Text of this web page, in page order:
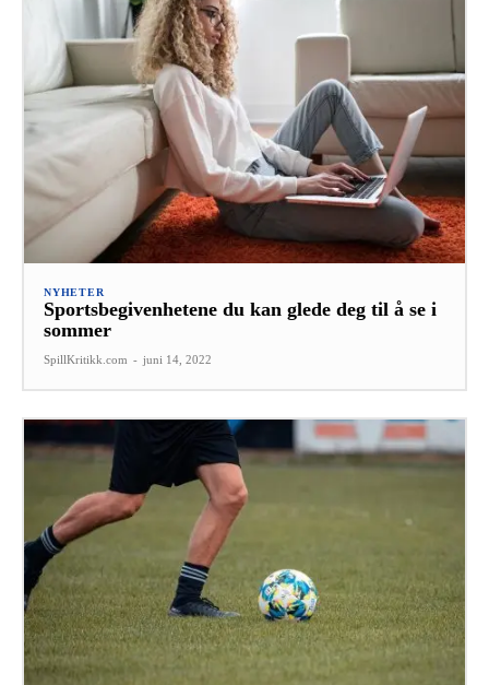
NYHETER
Sportsbegivenhetene du kan glede deg til å se i
sommer
SpillKritikk.com - juni 14, 2022